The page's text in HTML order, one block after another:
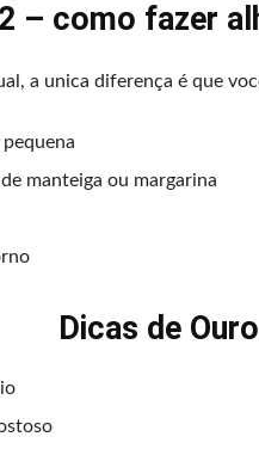
– como fazer
a unica diferença é que
manteiga ou margarina
Dicas de Ouro